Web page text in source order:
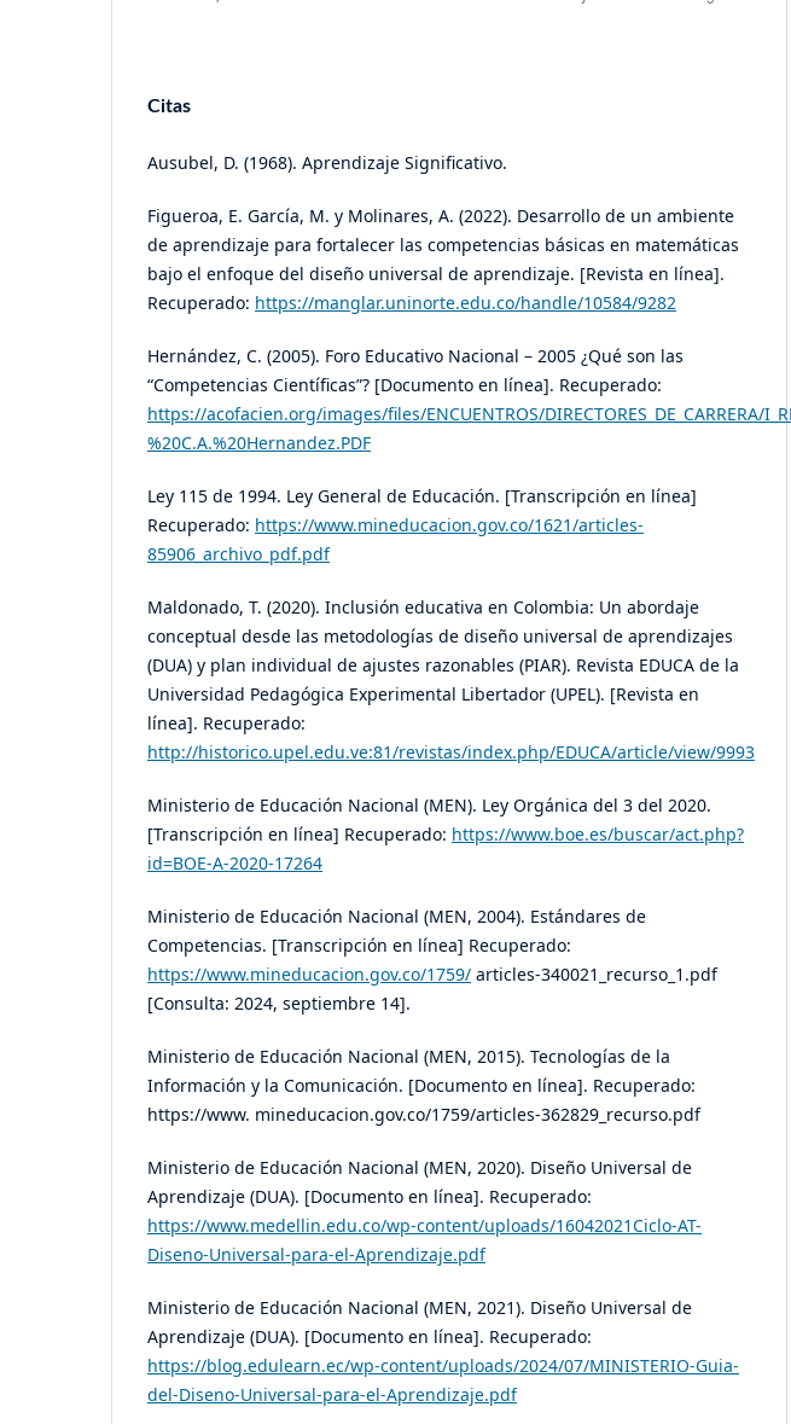
Citas
Ausubel, D. (1968). Aprendizaje Significativo.
Figueroa, E. García, M. y Molinares, A. (2022). Desarrollo de un ambiente
de aprendizaje para fortalecer las competencias básicas en matemáticas
bajo el enfoque del diseño universal de aprendizaje. [Revista en línea].
Recuperado: https://manglar.uninorte.edu.co/handle/10584/9282
Hernández, C. (2005). Foro Educativo Nacional – 2005 ¿Qué son las
“Competencias Científicas”? [Documento en línea]. Recuperado:
https://acofacien.org/images/files/ENCUENTROS/DIRECTORES_DE_CARRERA/
%20C.A.%20Hernandez.PDF
Ley 115 de 1994. Ley General de Educación. [Transcripción en línea]
Recuperado: https://www.mineducacion.gov.co/1621/articles-
85906_archivo_pdf.pdf
Maldonado, T. (2020). Inclusión educativa en Colombia: Un abordaje
conceptual desde las metodologías de diseño universal de aprendizajes
(DUA) y plan individual de ajustes razonables (PIAR). Revista EDUCA de la
Universidad Pedagógica Experimental Libertador (UPEL). [Revista en
línea]. Recuperado:
http://historico.upel.edu.ve:81/revistas/index.php/EDUCA/article/view/9993
Ministerio de Educación Nacional (MEN). Ley Orgánica del 3 del 2020.
[Transcripción en línea] Recuperado: https://www.boe.es/buscar/act.php?
id=BOE-A-2020-17264
Ministerio de Educación Nacional (MEN, 2004). Estándares de
Competencias. [Transcripción en línea] Recuperado:
https://www.mineducacion.gov.co/1759/ articles-340021_recurso_1.pdf
[Consulta: 2024, septiembre 14].
Ministerio de Educación Nacional (MEN, 2015). Tecnologías de la
Información y la Comunicación. [Documento en línea]. Recuperado:
https://www. mineducacion.gov.co/1759/articles-362829_recurso.pdf
Ministerio de Educación Nacional (MEN, 2020). Diseño Universal de
Aprendizaje (DUA). [Documento en línea]. Recuperado:
https://www.medellin.edu.co/wp-content/uploads/16042021Ciclo-AT-
Diseno-Universal-para-el-Aprendizaje.pdf
Ministerio de Educación Nacional (MEN, 2021). Diseño Universal de
Aprendizaje (DUA). [Documento en línea]. Recuperado:
https://blog.edulearn.ec/wp-content/uploads/2024/07/MINISTERIO-Guia-
del-Diseno-Universal-para-el-Aprendizaje.pdf